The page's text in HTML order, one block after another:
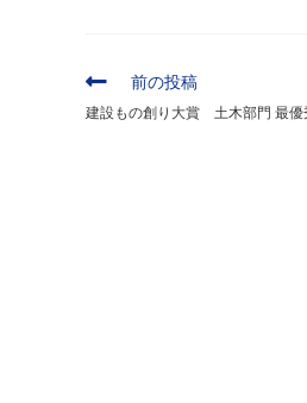
そ
の
他
前の投稿
建設もの創り大賞 土木部門 最優